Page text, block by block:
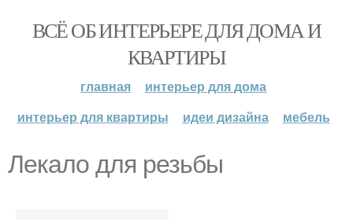
ВСЁ ОБ ИНТЕРЬЕРЕ ДЛЯ ДОМА И
КВАРТИРЫ
главная
интерьер для дома
интерьер для квартиры
идеи дизайна мебель
Лекало для резьбы